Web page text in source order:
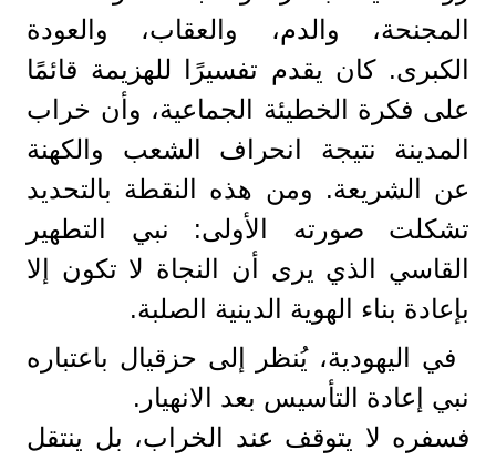
المجنحة، والدم، والعقاب، والعودة
الكبرى. كان يقدم تفسيرًا للهزيمة قائمًا
على فكرة الخطيئة الجماعية، وأن خراب
المدينة نتيجة انحراف الشعب والكهنة
عن الشريعة. ومن هذه النقطة بالتحديد
تشكلت صورته الأولى: نبي التطهير
القاسي الذي يرى أن النجاة لا تكون إلا
بإعادة بناء الهوية الدينية الصلبة.
في اليهودية، يُنظر إلى حزقيال باعتباره
نبي إعادة التأسيس بعد الانهيار.
فسفره لا يتوقف عند الخراب، بل ينتقل